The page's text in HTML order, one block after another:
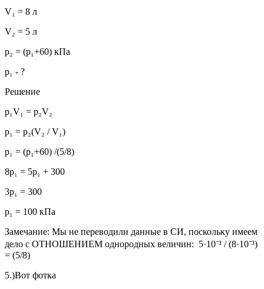
V₁ = 8 л
V₂ = 5 л
p₂ = (p₁+60) кПа
p₁ - ?
Решение
p₁V₁ = p₂V₂
p₁ = p₂(V₂ / V₁)
p₁ = (p₁+60) /(5/8)
8p₁ = 5p₁ + 300
3p₁ = 300
p₁ = 100 кПа
Замечание: Мы не переводили данные в СИ, поскольку имеем
дело с ОТНОШЕНИЕМ однородных величин: 5·10⁻³ / (8·10⁻³)
= (5/8)
5.)Вот фотка